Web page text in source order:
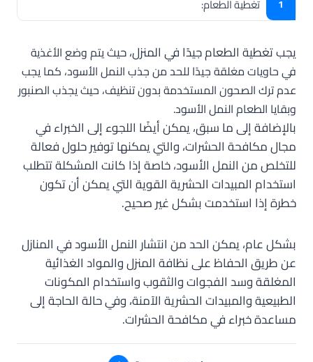
تغطية الطعام:
يجب تغطية الطعام جيدًا في المنزل، حيثيتم وضع الأغذية
في حاويات مغلقة جيدًا للحد من جذب النمل الأسود، كما يجب
عدم ترك الصحون المستخدمة بدون تنظيف، حيث يجذب الصنبور
وبقايا الطعام النمل الأسود.
بالإضافة إلى ما سبق، يمكن أيضًا اللجوء إلى الخبراء في
مجال مكافحة الحشرات، والتي يمكنها توفير حلول فعالة
للتخلص من النمل الأسود، خاصة إذا كانت المشكلة تتطلب
استخدام المبيدات الحشرية القوية التي يمكن أن تكون
خطرة إذا استخدمت بشكل غير صحيح.
بشكل عام، يمكن الحد من انتشار النمل الأسود في المنازل
عن طريق الحفاظ على نظافة المنزل والمواد الغذائية
المغلقة وسد الفجوات والثقوب واستخدام المكونات
الطبيعية والمبيدات الحشرية الآمنة، وفي حالة الحاجة إلى
مساعدة خبراء في مكافحة الحشرات.